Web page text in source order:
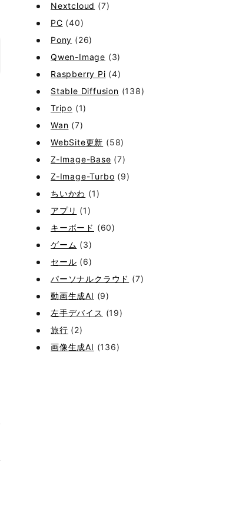
Nextcloud (7)
PC (40)
Pony (26)
Qwen-Image (3)
Raspberry Pi (4)
Stable Diffusion (138)
Tripo (1)
Wan (7)
WebSite更新 (58)
Z-Image-Base (7)
Z-Image-Turbo (9)
ちいかわ (1)
アプリ (1)
キーボード (60)
ゲーム (3)
セール (6)
パーソナルクラウド (7)
動画生成AI (9)
左手デバイス (19)
旅行 (2)
画像生成AI (136)